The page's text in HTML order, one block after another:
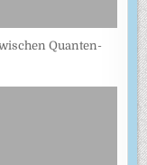
Quanten-